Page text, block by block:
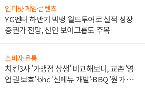
인터넷·게임·콘텐츠
YG엔터 하반기 빅뱅 월드투어로 실적 성장
증권가 전망, 신인 보이그룹도 주목
소비자·유통
치킨3사 '가맹점 상생' 비교해보니, 교촌 '영
업권 보호'·bhc '신메뉴 개발'·BBQ '원가 부